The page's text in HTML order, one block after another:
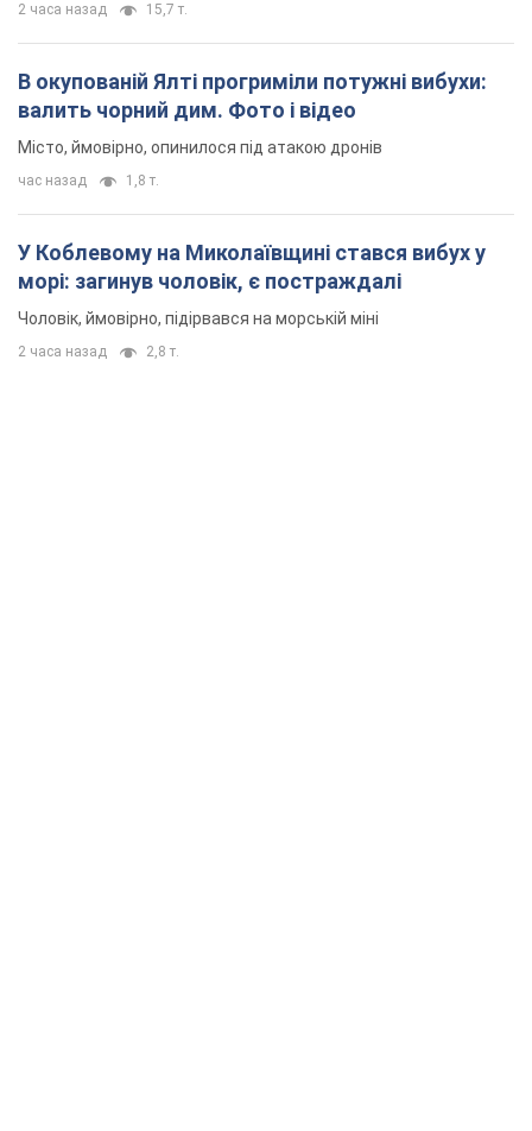
2 часа назад 15,7 т.
В окупованій Ялті прогриміли потужні вибухи:
валить чорний дим. Фото і відео
Місто, ймовірно, опинилося під атакою дронів
час назад 1,8 т.
У Коблевому на Миколаївщині стався вибух у
морі: загинув чоловік, є постраждалі
Чоловік, ймовірно, підірвався на морській міні
2 часа назад 2,8 т.